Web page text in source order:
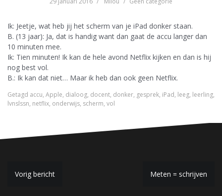
Ik: Jeetje, wat heb jij het scherm van je iPad donker staan.
B. (13 jaar): Ja, dat is handig want dan gaat de accu langer dan
10 minuten mee.
Ik: Tien minuten! Ik kan de hele avond Netflix kijken en dan is hij
nog best vol.
B.: Ik kan dat niet… Maar ik heb dan ook geen Netflix.
Getagd accu, Apple, dialoog, docent, donker, gesprek, iPad, leeg, leerling,
lvnslssn, netflix, onderwijs, scherm, vol
BVorig bericht Meten = schrijven